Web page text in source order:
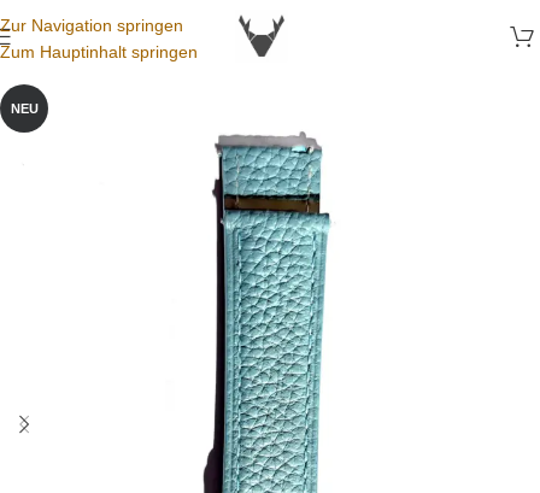
Zur Navigation springen
Zum Hauptinhalt springen
NEU